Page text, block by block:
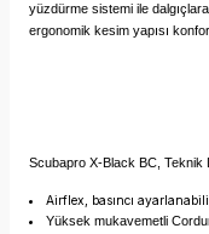
yüzdürme sistemi ile
ergonomik kesim yapısı
Scubapro X-Black BC, Teknik
Airflex, basıncı
Yüksek mukavemetli